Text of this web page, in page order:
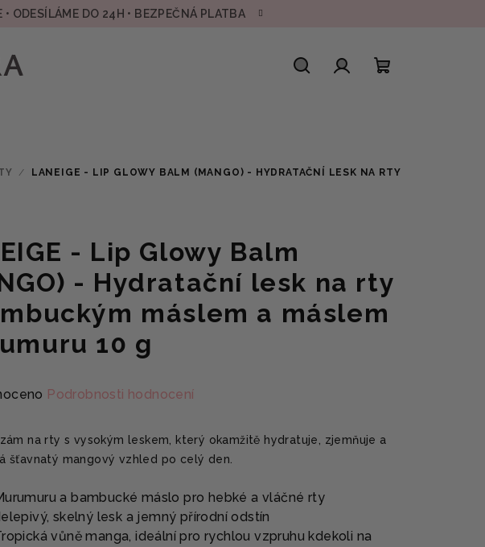
ODESÍLÁME DO 24H • BEZPEČNÁ PLATBA
/
LANEIGE - LIP GLOWY BALM (MANGO) - HYDRATAČNÍ LESK NA RTY
- Lip Glowy Balm
- Hydratační lesk na rty
máslem a máslem
10 g
Podrobnosti hodnocení
na rty s vysokým leskem, který okamžitě hydratuje, zjemňuje a
šťavnatý mangový vzhled po celý den.
a bambucké máslo pro hebké a vláčné rty
skelný lesk a jemný přírodní odstín
vůně manga, ideální pro rychlou vzpruhu kdekoli na